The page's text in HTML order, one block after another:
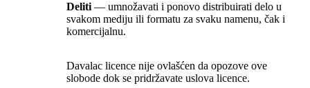
Deliti — umnožavati i ponovo distribuirati delo u
svakom mediju ili formatu za svaku namenu, čak i
komercijalnu.
Davalac licence nije ovlašćen da opozove ove
slobode dok se pridržavate uslova licence.